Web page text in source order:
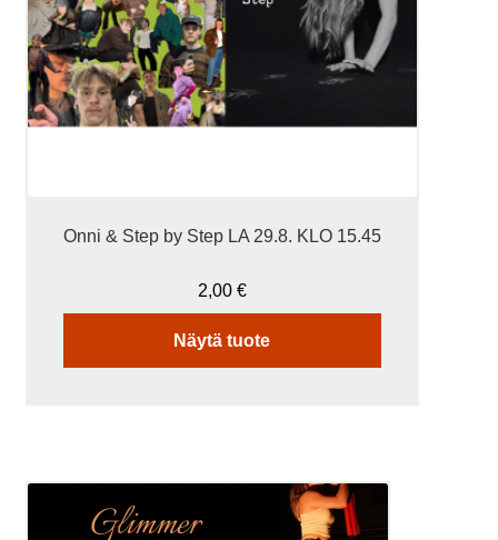
Onni & Step by Step LA 29.8. KLO 15.45
2,00 €
Näytä tuote